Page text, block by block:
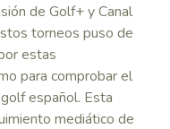
de Golf+ y Canal
torneos puso de
estas
para comprobar el
español. Esta
mediático de